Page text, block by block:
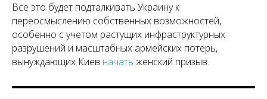
Все это будет подталкивать Украину к
переосмыслению собственных возможностей,
особенно с учетом растущих инфраструктурных
разрушений и масштабных армейских потерь,
вынуждающих Киев начать женский призыв.